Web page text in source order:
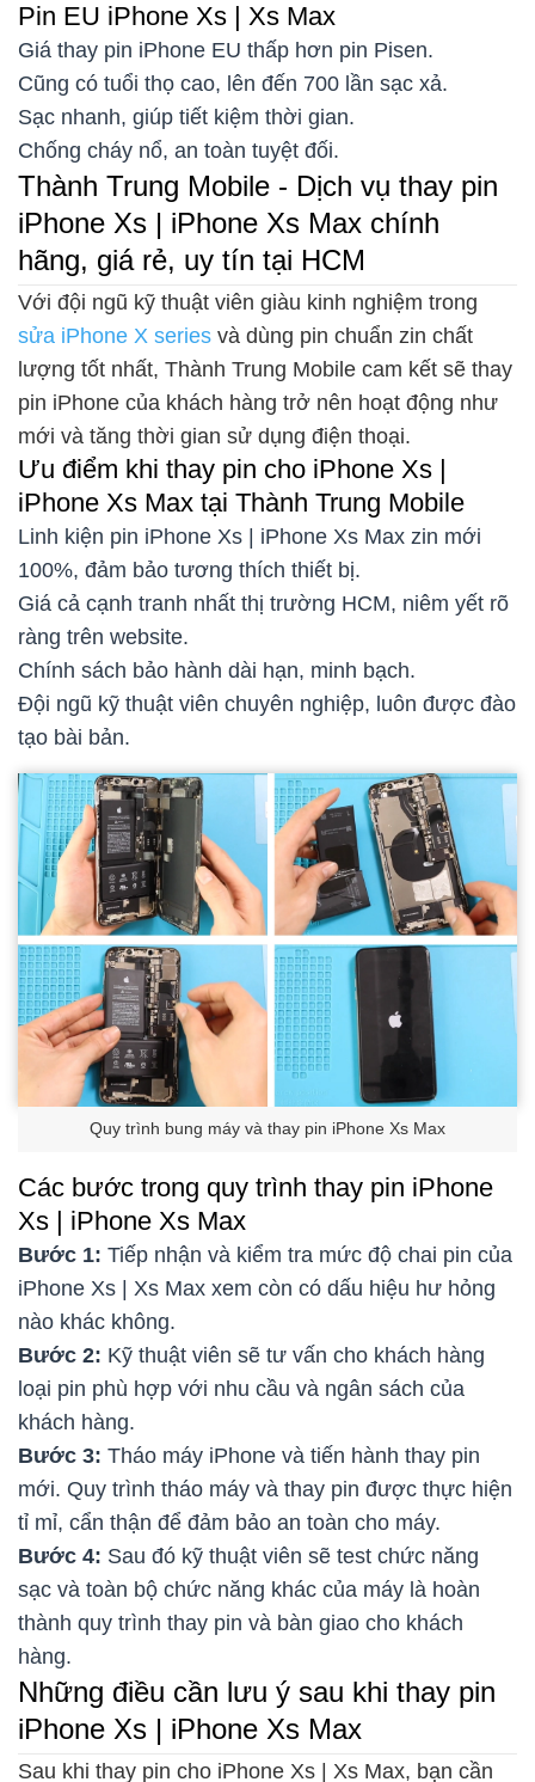
Pin EU iPhone Xs | Xs Max
Giá thay pin iPhone EU thấp hơn pin Pisen.
Cũng có tuổi thọ cao, lên đến 700 lần sạc xả.
Sạc nhanh, giúp tiết kiệm thời gian.
Chống cháy nổ, an toàn tuyệt đối.
Thành Trung Mobile - Dịch vụ thay pin
iPhone Xs | iPhone Xs Max chính
hãng, giá rẻ, uy tín tại HCM
Với đội ngũ kỹ thuật viên giàu kinh nghiệm trong
sửa iPhone X series và dùng pin chuẩn zin chất
lượng tốt nhất, Thành Trung Mobile cam kết sẽ thay
pin iPhone của khách hàng trở nên hoạt động như
mới và tăng thời gian sử dụng điện thoại.
Ưu điểm khi thay pin cho iPhone Xs |
iPhone Xs Max tại Thành Trung Mobile
Linh kiện pin iPhone Xs | iPhone Xs Max zin mới
100%, đảm bảo tương thích thiết bị.
Giá cả cạnh tranh nhất thị trường HCM, niêm yết rõ
ràng trên website.
Chính sách bảo hành dài hạn, minh bạch.
Đội ngũ kỹ thuật viên chuyên nghiệp, luôn được đào
tạo bài bản.
Quy trình bung máy và thay pin iPhone Xs Max
Các bước trong quy trình thay pin iPhone
Xs | iPhone Xs Max
Bước 1: Tiếp nhận và kiểm tra mức độ chai pin của
iPhone Xs | Xs Max xem còn có dấu hiệu hư hỏng
nào khác không.
Bước 2: Kỹ thuật viên sẽ tư vấn cho khách hàng
loại pin phù hợp với nhu cầu và ngân sách của
khách hàng.
Bước 3: Tháo máy iPhone và tiến hành thay pin
mới. Quy trình tháo máy và thay pin được thực hiện
tỉ mỉ, cẩn thận để đảm bảo an toàn cho máy.
Bước 4: Sau đó kỹ thuật viên sẽ test chức năng
sạc và toàn bộ chức năng khác của máy là hoàn
thành quy trình thay pin và bàn giao cho khách
hàng.
Những điều cần lưu ý sau khi thay pin
iPhone Xs | iPhone Xs Max
Sau khi thay pin cho iPhone Xs | Xs Max, bạn cần